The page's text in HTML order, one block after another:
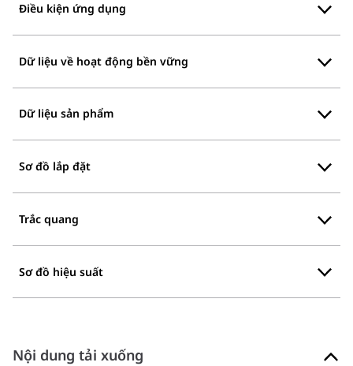
Điều kiện ứng dụng
Dữ liệu về hoạt động bền vững
Dữ liệu sản phẩm
Sơ đồ lắp đặt
Trắc quang
Sơ đồ hiệu suất
Nội dung tải xuống